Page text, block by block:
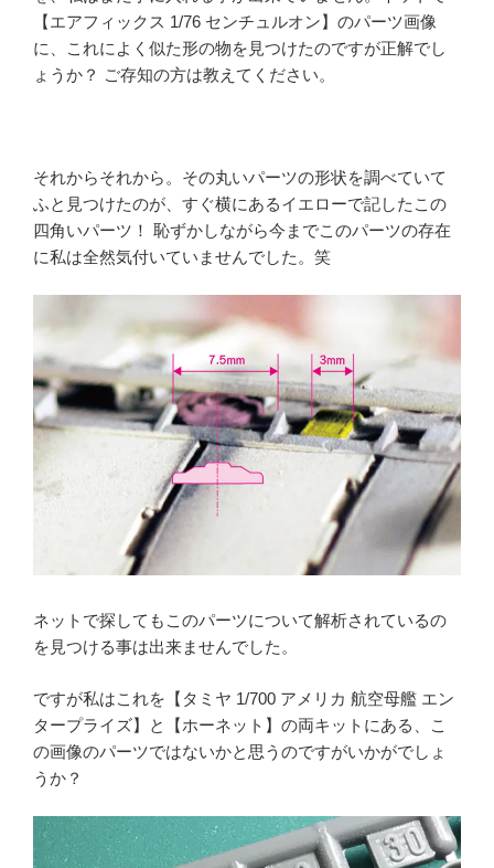
【エアフィックス 1/76 センチュルオン】のパーツ画像
に、これによく似た形の物を見つけたのですが正解でし
ょうか？ ご存知の方は教えてください。
それからそれから。その丸いパーツの形状を調べていて
ふと見つけたのが、すぐ横にあるイエローで記したこの
四角いパーツ！ 恥ずかしながら今までこのパーツの存在
に私は全然気付いていませんでした。笑
ネットで探してもこのパーツについて解析されているの
を見つける事は出来ませんでした。
ですが私はこれを【タミヤ 1/700 アメリカ 航空母艦 エン
タープライズ】と【ホーネット】の両キットにある、こ
の画像のパーツではないかと思うのですがいかがでしょ
うか？